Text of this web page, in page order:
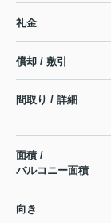
礼金
償却 / 敷引
間取り / 詳細
面積 /
バルコニー面積
向き